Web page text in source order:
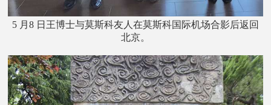
5 月8 日王博士与莫斯科友人在莫斯科国际机场合影后返回
北京。